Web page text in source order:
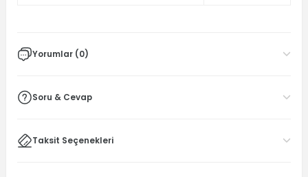
Yorumlar (0)
Soru & Cevap
Taksit Seçenekleri